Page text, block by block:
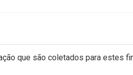
que são coletados para estes